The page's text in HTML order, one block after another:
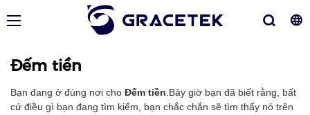
Đếm tiền
Bạn đang ở đúng nơi cho Đếm tiền.Bây giờ bạn đã biết rằng, bất
cứ điều gì bạn đang tìm kiếm, bạn chắc chắn sẽ tìm thấy nó trên